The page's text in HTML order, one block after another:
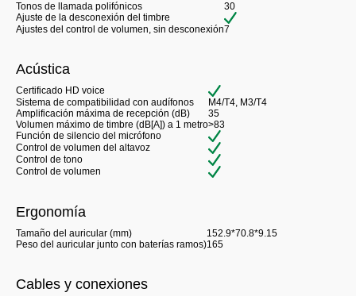
Tonos de llamada polifónicos
30
Ajuste de la desconexión del timbre
Ajustes del control de volumen, sin desconexión7
Acústica
Certificado HD voice
Sistema de compatibilidad con audífonos
M4/T4, M3/T4
Amplificación máxima de recepción (dB)
35
Volumen máximo de timbre (dB[A]) a 1 metro>83
Función de silencio del micrófono
Control de volumen del altavoz
Control de tono
Control de volumen
Ergonomía
Tamaño del auricular (mm)
152.9*70.8*9.15
Peso del auricular junto con baterías ramos)165
Cables y conexiones